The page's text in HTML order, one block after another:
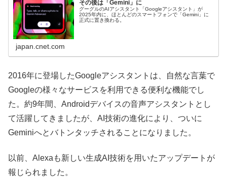
その後は「Gemini」に
グーグルのAIアシスタント「Googleアシスタント」が
2025年内に、ほとんどのスマートフォンで「Gemini」に
正式に置き換わる。
japan.cnet.com
2016年に登場したGoogleアシスタントは、自然な言葉で
Googleの様々なサービスを利用できる便利な機能でし
た。約9年間、Androidデバイスの音声アシスタントとし
て活躍してきましたが、AI技術の進化により、ついに
Geminiへとバトンタッチされることになりました。
以前、Alexaも新しい生成AI技術を用いたアップデートが
報じられました。